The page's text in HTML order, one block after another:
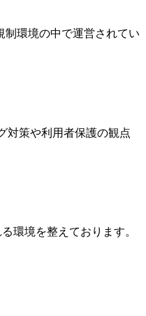
環境の中で運営されてい
対策や利用者保護の観点
環境を整えております。